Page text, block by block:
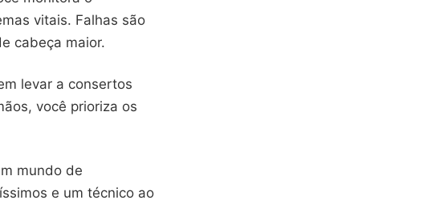
vitais. Falhas são
cabeça maior.
levar a consertos
você prioriza os
mundo de
e um técnico ao